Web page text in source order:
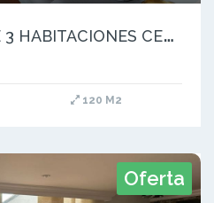
E
N VENTA APTO DE 3 HABITACIONES CERCA AL CENTRO COMERCIAL SANCANCIO
120 M2
Oferta